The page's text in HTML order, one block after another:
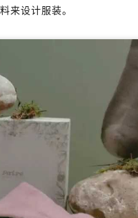
设计服装。